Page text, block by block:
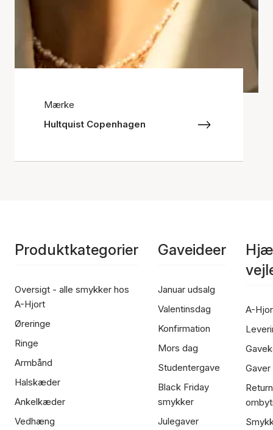
Mærke
Hultquist Copenhagen
Produktkategorier
Oversigt - alle smykker hos
A-Hjort
Øreringe
Ringe
Armbånd
Halskæder
Ankelkæder
Vedhæng
Gaveideer
Januar udsalg
Valentinsdag
Konfirmation
Mors dag
Studentergave
Black Friday
smykker
Julegaver
A-